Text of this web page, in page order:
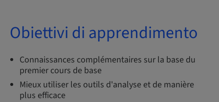
Obiettivi di apprendimento
Connaissances complémentaires sur la base du
premier cours de base
Mieux utiliser les outils d'analyse et de manière
plus efficace